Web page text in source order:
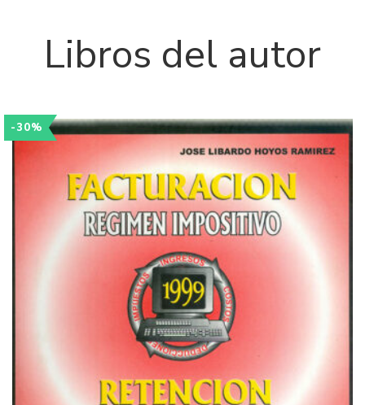
Libros del autor
-30%